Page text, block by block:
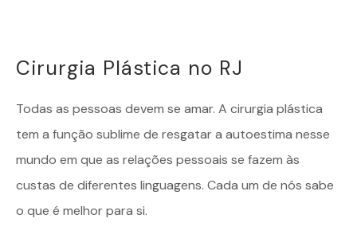
Cirurgia Plástica no RJ
Todas as pessoas devem se amar. A cirurgia plástica
tem a função sublime de resgatar a autoestima nesse
mundo em que as relações pessoais se fazem às
custas de diferentes linguagens. Cada um de nós sabe
o que é melhor para si.